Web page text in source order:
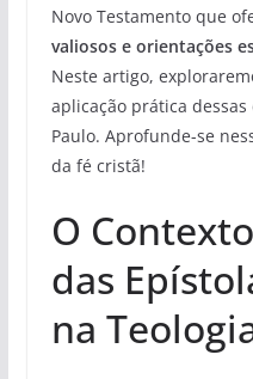
Novo Testamento que
valiosos e orientações
Neste artigo,
aplicação prática
Paulo. Aprofunde-se
da fé cristã!
O
das
na